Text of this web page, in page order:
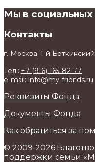
Мы в социальных
Контакты
г. Москва, 1-й
Тел.: +7 (916) 165-82-77
e-mail: info@my-friends.ru
Реквизиты Фонда
Документы Фонда
Как обратиться за
© 2009-2026
поддержки семьи